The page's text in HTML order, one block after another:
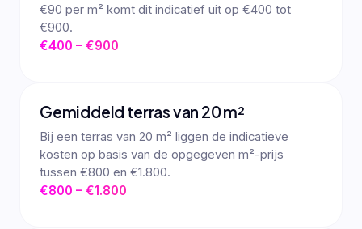
€90 per m² komt dit indicatief uit op €400 tot
€900.
€400 – €900
Gemiddeld terras van 20 m²
Bij een terras van 20 m² liggen de indicatieve
kosten op basis van de opgegeven m²-prijs
tussen €800 en €1.800.
€800 – €1.800